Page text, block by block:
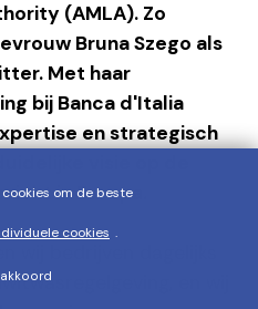
(AMLA). Zo
Bruna Szego als
Met haar
bij Banca d'Italia
en strategisch
visie op de
in Europa.
en wij
om de beste
cookies .
akkoord